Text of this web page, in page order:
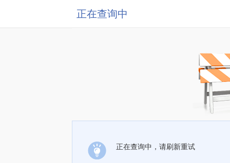
正在查询中
正在查询中，请刷新重试